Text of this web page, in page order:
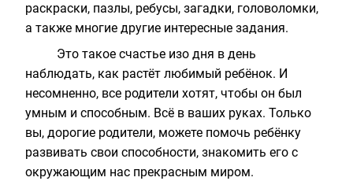
раскраски, пазлы, ребусы, загадки, головоломки,
а также многие другие интересные задания.
Это такое счастье изо дня в день
наблюдать, как растёт любимый ребёнок. И
несомненно, все родители хотят, чтобы он был
умным и способным. Всё в ваших руках. Только
вы, дорогие родители, можете помочь ребёнку
развивать свои способности, знакомить его с
окружающим нас прекрасным миром.